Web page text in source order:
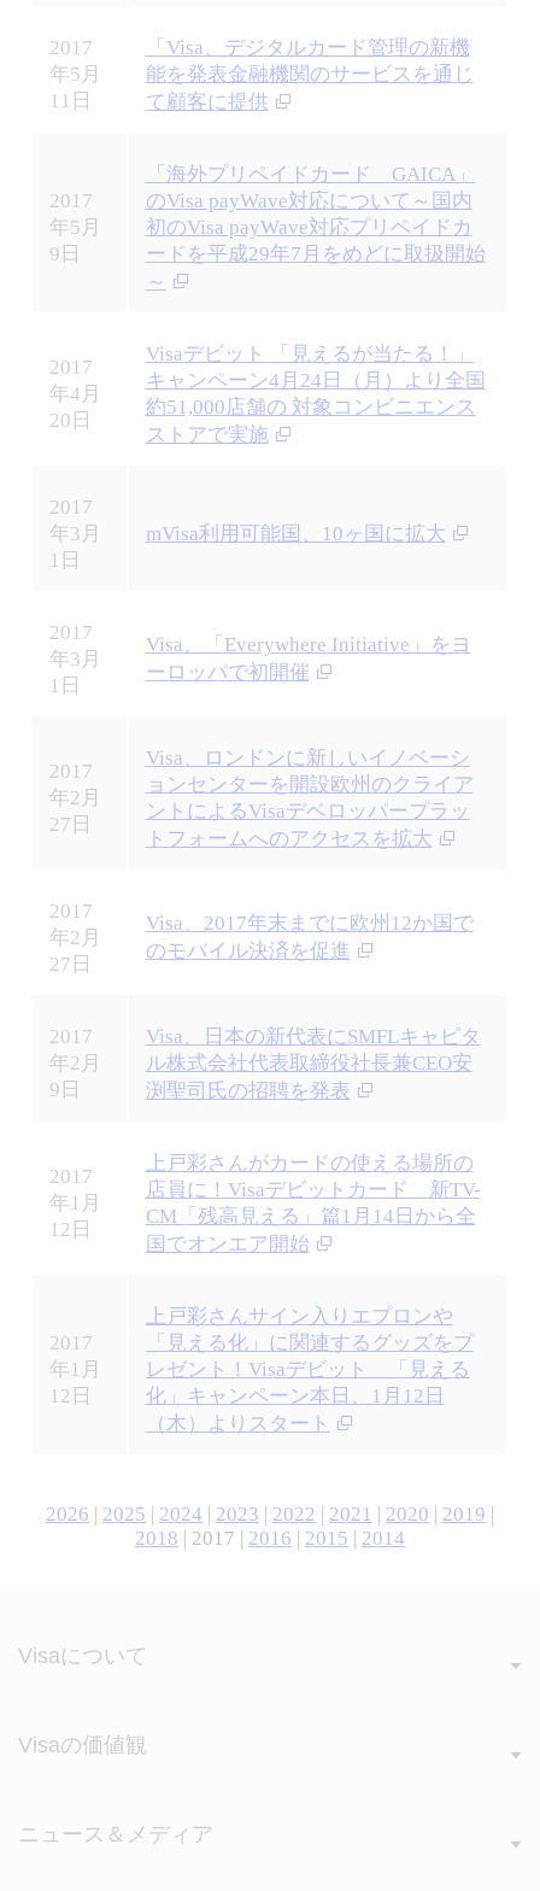
2017
年5月
11日
「Visa、デジタルカード管理の新機
能を発表金融機関のサービスを通じ
て顧客に提供
2017
年5月
9日
「海外プリペイドカード GAICA」
のVisa payWave対応について～国内
初のVisa payWave対応プリペイドカ
ードを平成29年7月をめどに取扱開始
～
2017
年4月
20日
Visaデビット 「見えるが当たる！」
キャンペーン4月24日（月）より全国
約51,000店舗の 対象コンビニエンス
ストアで実施
2017
年3月
1日
mVisa利用可能国、10ヶ国に拡大
2017
年3月
1日
Visa、「Everywhere Initiative」をヨ
ーロッパで初開催
2017
年2月
27日
Visa、ロンドンに新しいイノベーシ
ョンセンターを開設欧州のクライア
ントによるVisaデベロッパープラッ
トフォームへのアクセスを拡大
2017
年2月
27日
Visa、2017年末までに欧州12か国で
のモバイル決済を促進
2017
年2月
9日
Visa、日本の新代表にSMFLキャピタ
ル株式会社代表取締役社長兼CEO安
渕聖司氏の招聘を発表
2017
年1月
12日
上戸彩さんがカードの使える場所の
店員に！Visaデビットカード 新TV-
CM「残高見える」篇1月14日から全
国でオンエア開始
2017
年1月
12日
上戸彩さんサイン入りエプロンや
「見える化」に関連するグッズをプ
レゼント！Visaデビット 「見える
化」キャンペーン本日、1月12日
（木）よりスタート
2026 | 2025 | 2024 | 2023 | 2022 | 2021 | 2020 | 2019 |
2018 | 2017 | 2016 | 2015 | 2014
Visaについて
Visaの価値観
ニュース＆メディア